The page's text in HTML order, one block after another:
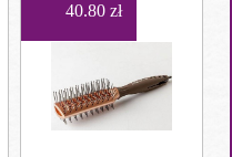
40.80 zł